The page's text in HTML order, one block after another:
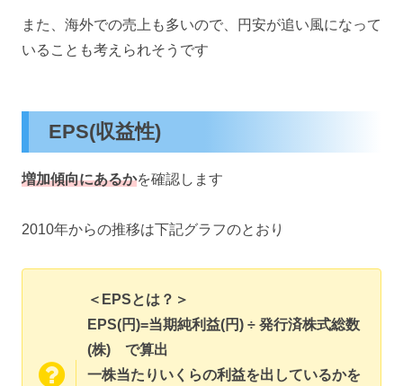
また、海外での売上も多いので、円安が追い風になって
いることも考えられそうです
EPS(収益性)
増加傾向にあるかを確認します
2010年からの推移は下記グラフのとおり
＜EPSとは？＞
EPS(円)=当期純利益(円) ÷ 発行済株式総数
(株) で算出
一株当たりいくらの利益を出しているかを